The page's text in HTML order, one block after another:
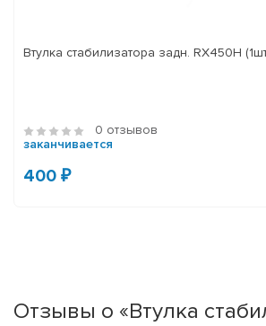
Втулка стабилизатора задн. RX450H
0 отзывов
заканчивается
400 ₽
Отзывы о «Втулка